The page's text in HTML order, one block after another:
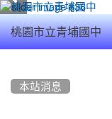
桃園市立青埔國中
本站消息